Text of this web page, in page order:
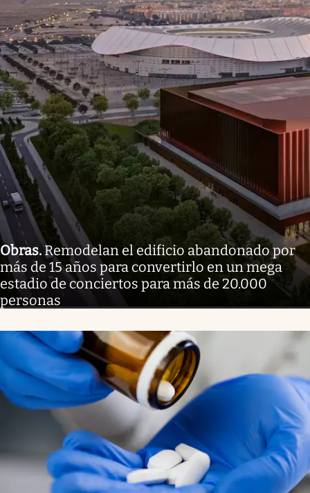
Obras.Remodelan el edificio abandonado por
más de 15 años para convertirlo en un mega
estadio de conciertos para más de 20.000
personas